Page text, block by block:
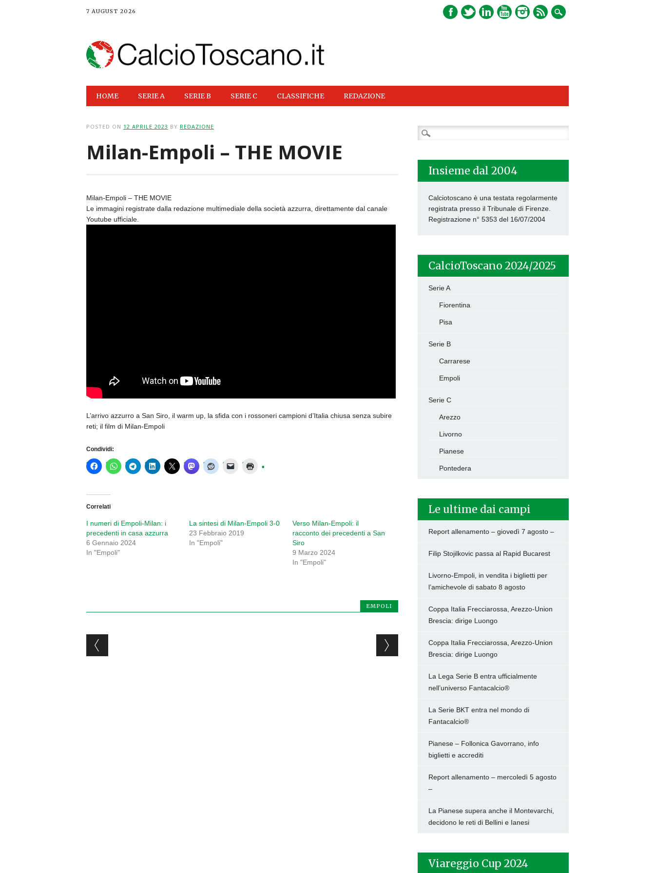
7 AUGUST 2026
Main menu
HOME SERIE A SERIE B SERIE C CLASSIFICHE REDAZIONE
POSTED ON 12 APRILE 2023 BY REDAZIONE
Milan-Empoli – THE MOVIE
Milan-Empoli – THE MOVIE
Le immagini registrate dalla redazione multimediale della società azzurra, direttamente dal canale
Youtube ufficiale.
L’arrivo azzurro a San Siro, il warm up, la sfida con i rossoneri campioni d’Italia chiusa senza subire
reti; il film di Milan-Empoli
Condividi:
Correlati
I numeri di Empoli-Milan: i
precedenti in casa azzurra
6 Gennaio 2024
In "Empoli"
La sintesi di Milan-Empoli 3-0
23 Febbraio 2019
In "Empoli"
Verso Milan-Empoli: il
racconto dei precedenti a San
Siro
9 Marzo 2024
In "Empoli"
EMPOLI
Post navigation
Ricerca
per:
Insieme dal 2004
Calciotoscano è una testata regolarmente
registrata presso il Tribunale di Firenze.
Registrazione n° 5353 del 16/07/2004
CalcioToscano 2024/2025
Serie A
Fiorentina
Pisa
Serie B
Carrarese
Empoli
Serie C
Arezzo
Livorno
Pianese
Pontedera
Le ultime dai campi
Report allenamento – giovedì 7 agosto –
Filip Stojilkovic passa al Rapid Bucarest
Livorno-Empoli, in vendita i biglietti per
l’amichevole di sabato 8 agosto
Coppa Italia Frecciarossa, Arezzo-Union
Brescia: dirige Luongo
Coppa Italia Frecciarossa, Arezzo-Union
Brescia: dirige Luongo
La Lega Serie B entra ufficialmente
nell’universo Fantacalcio®
La Serie BKT entra nel mondo di
Fantacalcio®
Pianese – Follonica Gavorrano, info
biglietti e accrediti
Report allenamento – mercoledì 5 agosto
–
La Pianese supera anche il Montevarchi,
decidono le reti di Bellini e Ianesi
Viareggio Cup 2024